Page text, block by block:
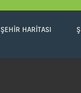
ŞEHIR HARITASI